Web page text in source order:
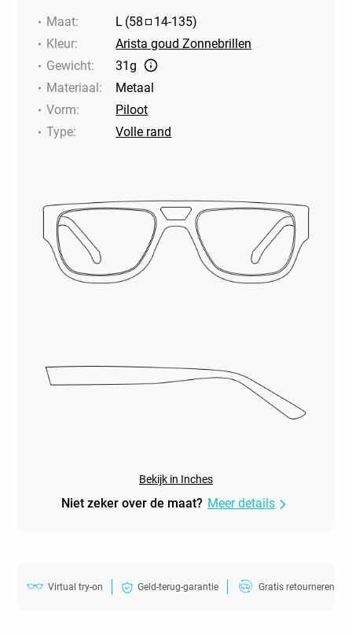
Maat: L (58 14-135)
Kleur:
Arista goud Zonnebrillen
Gewicht:
31g
Materiaal:
Metaal
Vorm:
Piloot
Type: Volle rand
Bekijk in Inches
Niet zeker over de maat? Meer details
Virtual try-on Geld-terug-garantie Gratis retourneren